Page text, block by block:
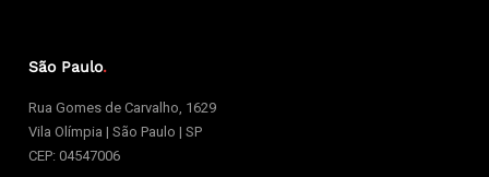
São Paulo.
Rua Gomes de Carvalho, 1629
Vila Olímpia | São Paulo | SP
CEP: 04547006